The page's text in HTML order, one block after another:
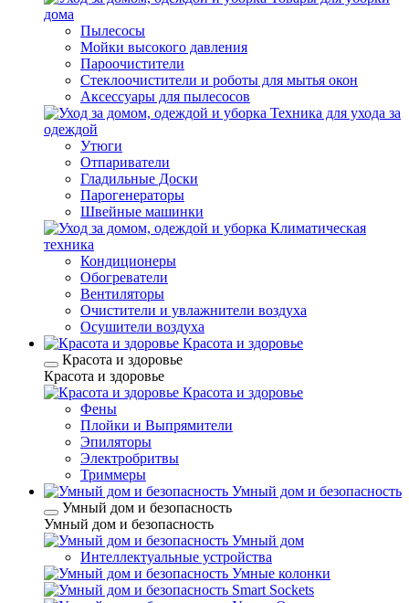
дома
Пылесосы
Мойки высокого давления
Пароочистители
Стеклоочистители и роботы для мытья окон
Аксессуары для пылесосов
Техника для ухода за
одеждой
Утюги
Отпариватели
Гладильные Доски
Парогенераторы
Швейные машинки
Климатическая
техника
Кондиционеры
Обогреватели
Вентиляторы
Очистители и увлажнители воздуха
Осушители воздуха
Красота и здоровье
Красота и здоровье
Красота и здоровье
Красота и здоровье
Фены
Плойки и Выпрямители
Эпиляторы
Электробритвы
Триммеры
Умный дом и безопасность
Умный дом и безопасность
Умный дом и безопасность
Умный дом
Интеллектуальные устройства
Умные колонки
Smart Sockets